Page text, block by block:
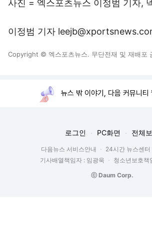
사진 = 엑스포츠뉴스 이정범 기자,
이정범 기자
Copyright © 엑스포츠뉴스. 무단전재 및 재배포
뉴스 밖 이야기, 다음 커뮤니티
로그인 PC화면 전체
다음뉴스 서비스안내 24시간 뉴스센터
기사배열책임자 : 임광욱
청소년보호책
ⓒ Daum Corp.